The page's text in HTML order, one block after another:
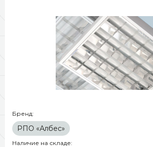
Бренд:
РПО «Албес»
Наличие на складе: